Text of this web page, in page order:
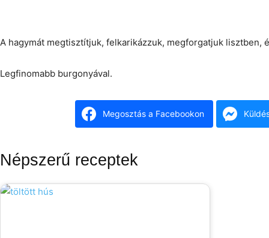
A hagymát megtisztítjuk, felkarikázzuk, megforgatjuk lisztben,
Legfinomabb burgonyával.
Megosztás a Facebookon
Népszerű receptek